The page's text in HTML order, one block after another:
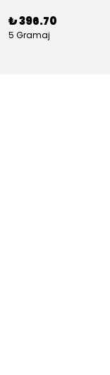
₺ 396.70
5 Gramaj